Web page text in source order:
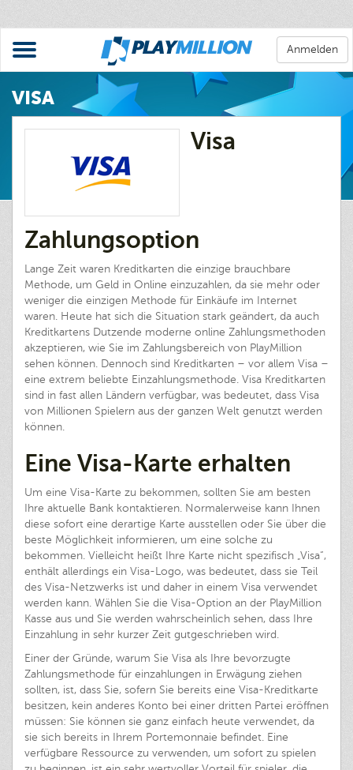
Anmelden
VISA
Visa
Zahlungsoption
Lange Zeit waren Kreditkarten die einzige brauchbare
Methode, um Geld in Online einzuzahlen, da sie mehr oder
weniger die einzigen Methode für Einkäufe im Internet
waren. Heute hat sich die Situation stark geändert, da auch
Kreditkartens Dutzende moderne online Zahlungsmethoden
akzeptieren, wie Sie im Zahlungsbereich von PlayMillion
sehen können. Dennoch sind Kreditkarten – vor allem Visa –
eine extrem beliebte Einzahlungsmethode. Visa Kreditkarten
sind in fast allen Ländern verfügbar, was bedeutet, dass Visa
von Millionen Spielern aus der ganzen Welt genutzt werden
können.
Eine Visa-Karte erhalten
Um eine Visa-Karte zu bekommen, sollten Sie am besten
Ihre aktuelle Bank kontaktieren. Normalerweise kann Ihnen
diese sofort eine derartige Karte ausstellen oder Sie über die
beste Möglichkeit informieren, um eine solche zu
bekommen. Vielleicht heißt Ihre Karte nicht spezifisch „Visa“,
enthält allerdings ein Visa-Logo, was bedeutet, dass sie Teil
des Visa-Netzwerks ist und daher in einem Visa verwendet
werden kann. Wählen Sie die Visa-Option an der PlayMillion
Kasse aus und Sie werden wahrscheinlich sehen, dass Ihre
Einzahlung in sehr kurzer Zeit gutgeschrieben wird.
Einer der Gründe, warum Sie Visa als Ihre bevorzugte
Zahlungsmethode für einzahlungen in Erwägung ziehen
sollten, ist, dass Sie, sofern Sie bereits eine Visa-Kreditkarte
besitzen, kein anderes Konto bei einer dritten Partei eröffnen
müssen: Sie können sie ganz einfach heute verwendet, da
sie sich bereits in Ihrem Portemonnaie befindet. Eine
verfügbare Ressource zu verwenden, um sofort zu spielen